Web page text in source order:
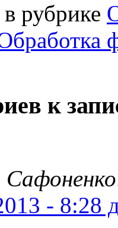
рубрике
к
- 8:28